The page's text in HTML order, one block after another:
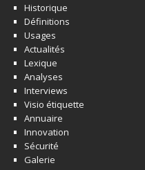
Historique
Définitions
Usages
Actualités
Lexique
Analyses
Interviews
Visio étiquette
Annuaire
Innovation
Sécurité
Galerie